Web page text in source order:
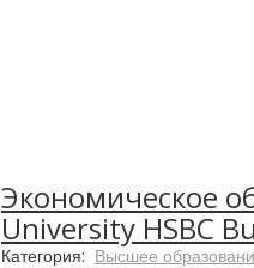
Экономическое
University HSBC
Категория: Высшее